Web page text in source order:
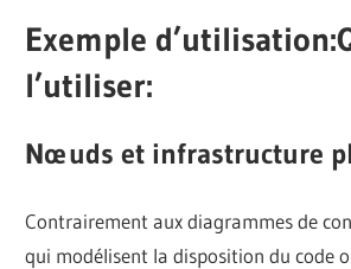
Exemple d’utilisation:
l’utiliser:
Nœuds et infrastructure
Contrairement aux diagrammes de
qui modélisent la disposition du code